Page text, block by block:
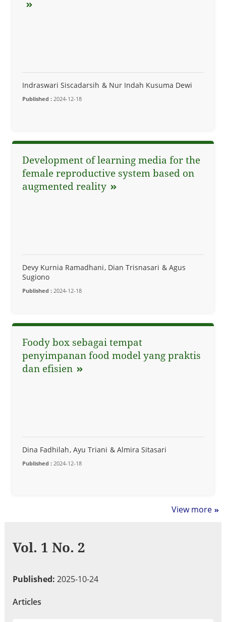
Indraswari Siscadarsih Nur Indah Kusuma Dewi
Published : 2024-12-18
Development of learning media for the
female reproductive system based on
augmented reality
Devy Kurnia Ramadhani Dian Trisnasari
Agus
Sugiono
Published : 2024-12-18
Foody box sebagai tempat
penyimpanan food model yang praktis
dan efisien
Dina Fadhilah Ayu Triani Almira Sitasari
Published : 2024-12-18
View more
Vol. 1 No. 2
Published: 2025-10-24
Articles